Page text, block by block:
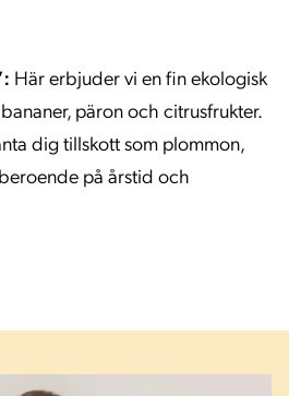
Här erbjuder vi en fin ekologisk
päron och citrusfrukter.
dig tillskott som plommon,
på årstid och